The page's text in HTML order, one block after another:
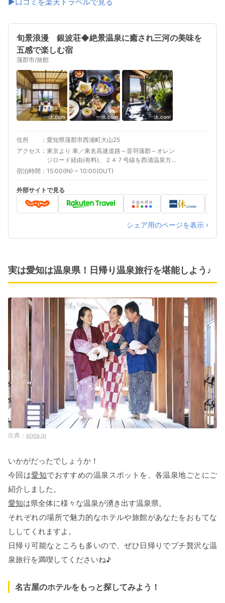
旬景浪漫 銀波荘◆絶景温泉に癒され三河の美味を
五感で楽しむ宿
蒲郡市/旅館
一休.com 一休.com 一休.com
住所
愛知県蒲郡市西浦町大山25
アクセス
東京より 車／東名高速道路～音羽蒲郡～オレン
ジロード経由(有料)、２４７号線を西浦温泉方面
へ約４０分 車以外／東海道本線蒲郡駅より、バ
岸自動車道～豊明～国道２３号線バイパス 幸
田桐山ＩＣ経由西浦温泉方面へ約５０分 車以外
／東海道本線蒲郡駅より、バス西浦温泉下車、
徒歩５分 最寄り駅１ 蒲郡 最寄り駅２ 西浦 補足
車以外／名鉄西浦駅より送迎あり（要予約）
宿泊時間 15:00(IN) ~ 10:00(OUT)
外部サイトで見る
シェア用のページを表示 ›
実は愛知は温泉県！日帰り温泉旅行を堪能しよう♪
pixta.jp
いかがだったでしょうか！
今回は愛知でおすすめの温泉スポットを、各温泉地ごとにご
紹介しました。
愛知は県全体に様々な温泉が湧き出す温泉県。
それぞれの場所で魅力的なホテルや旅館があなたをおもてな
ししてくれますよ。
日帰り可能なところも多いので、ぜひ日帰りでプチ贅沢な温
泉旅行を満喫してくださいね♪
名古屋のホテルをもっと探してみよう！